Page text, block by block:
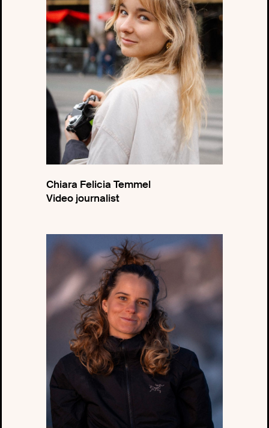
Chiara Felicia Temmel
Video journalist